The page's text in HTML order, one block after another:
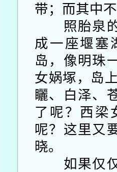
带；而其中
照胎泉的
成一座堰塞
岛，像明珠
女娲塚，岛
矖、白泽、
了呢？西梁
呢？这里又
晓。
如果仅仅